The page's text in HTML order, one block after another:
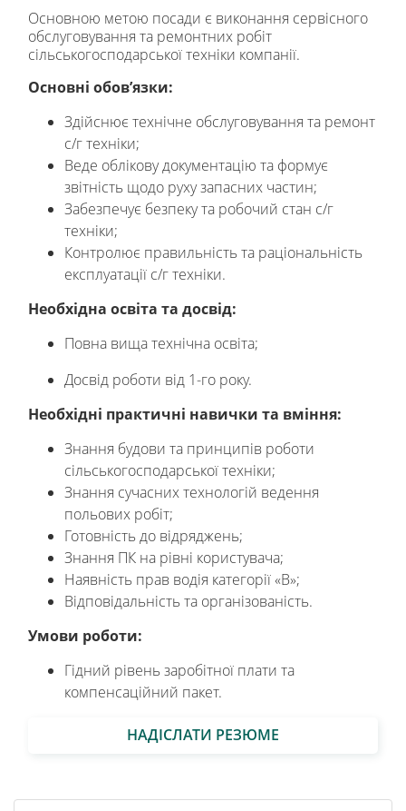
Основною метою посади є виконання сервісного
обслуговування та ремонтних робіт
сільськогосподарської техніки компанії.
Основні обов’язки:
Здійснює технічне обслуговування та ремонт
с/г техніки;
Веде облікову документацію та формує
звітність щодо руху запасних частин;
Забезпечує безпеку та робочий стан с/г
техніки;
Контролює правильність та раціональність
експлуатації с/г техніки.
Необхідна освіта та досвід:
Повна вища технічна освіта;
Досвід роботи від 1-го року.
Необхідні практичні навички та вміння:
Знання будови та принципів роботи
сільськогосподарської техніки;
Знання сучасних технологій ведення
польових робіт;
Готовність до відряджень;
Знання ПК на рівні користувача;
Наявність прав водія категорії «В»;
Відповідальність та організованість.
Умови роботи:
Гідний рівень заробітної плати та
компенсаційний пакет.
НАДІСЛАТИ РЕЗЮМЕ